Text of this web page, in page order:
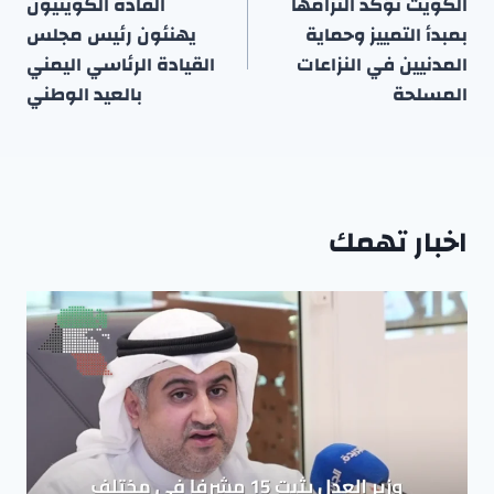
المقالات
بمبدأ التمييز وحماية
المدنيين في النزاعات
المسلحة
يهنئون رئيس مجلس
القيادة الرئاسي اليمني
بالعيد الوطني
اخبار تهمك